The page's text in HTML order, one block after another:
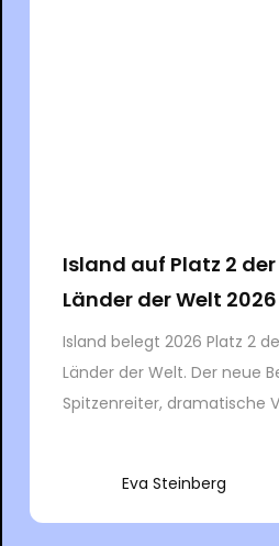
Island auf Platz 2
Länder der Welt 2026
Island belegt 2026 Platz 2
Länder der Welt. Der neue
Spitzenreiter, dramatische
Eva Steinberg